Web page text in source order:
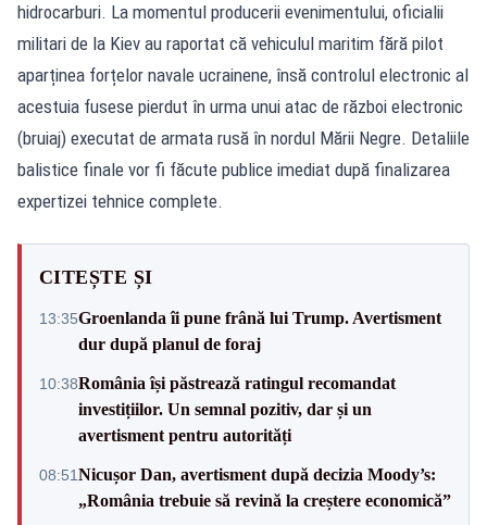
hidrocarburi. La momentul producerii evenimentului, oficialii
militari de la Kiev au raportat că vehiculul maritim fără pilot
aparținea forțelor navale ucrainene, însă controlul electronic al
acestuia fusese pierdut în urma unui atac de război electronic
(bruiaj) executat de armata rusă în nordul Mării Negre. Detaliile
balistice finale vor fi făcute publice imediat după finalizarea
expertizei tehnice complete.
CITEȘTE ȘI
13:35Groenlanda îi pune frână lui Trump. Avertisment
dur după planul de foraj
10:38România își păstrează ratingul recomandat
investițiilor. Un semnal pozitiv, dar și un
avertisment pentru autorități
08:51Nicușor Dan, avertisment după decizia Moody’s:
„România trebuie să revină la creștere economică”